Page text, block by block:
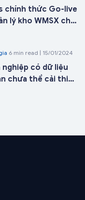
chính thức Go-live
lý kho WMSX cho
6 min read | 15/01/2024
nghiệp có dữ liệu
chưa thể cải thiện